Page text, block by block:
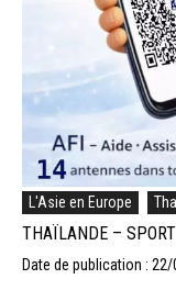
L'Asie en Europe
THAÏLANDE –
Date de publication :